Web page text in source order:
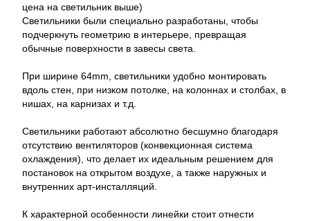
цена на светильник выше)
Светильники были специально разработаны, чтобы
подчеркнуть геометрию в интерьере, превращая
обычные поверхности в завесы света.
При ширине 64mm, светильники удобно монтировать
вдоль стен, при низком потолке, на колоннах и столбах, в
нишах, на карнизах и т.д.
Светильники работают абсолютно бесшумно благодаря
отсутствию вентиляторов (конвекционная система
охлаждения), что делает их идеальным решением для
постановок на открытом воздухе, а также наружных и
внутренних арт-инсталляций.
К характерной особенности линейки стоит отнести